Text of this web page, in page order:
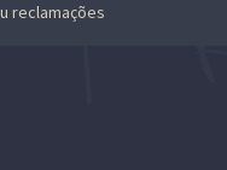
reclamações